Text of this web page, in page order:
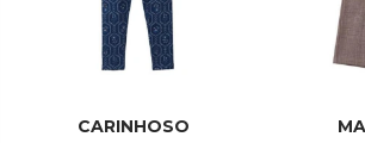
CARINHOSO